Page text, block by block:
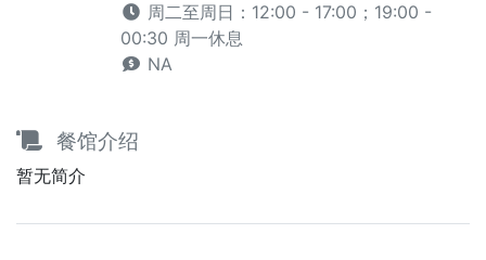
周二至周日：12:00 - 17:00；19:00 -
00:30 周一休息
NA
餐馆介绍
暂无简介